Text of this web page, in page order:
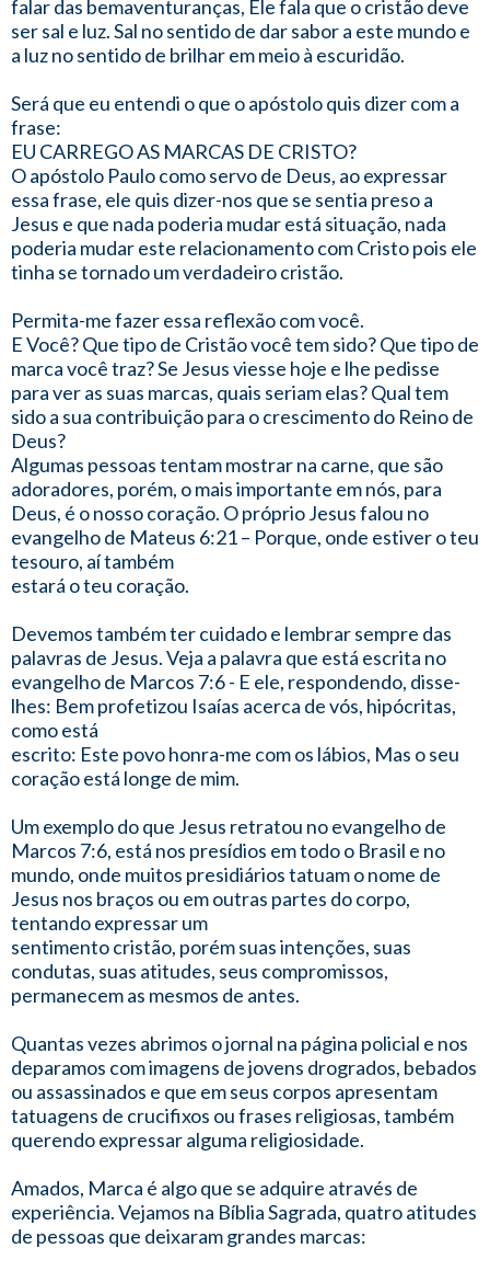
falar das bemaventuranças, Ele fala que o cristão deve
ser sal e luz. Sal no sentido de dar sabor a este mundo e
a luz no sentido de brilhar em meio à escuridão.
Será que eu entendi o que o apóstolo quis dizer com a
frase:
EU CARREGO AS MARCAS DE CRISTO?
O apóstolo Paulo como servo de Deus, ao expressar
essa frase, ele quis dizer-nos que se sentia preso a
Jesus e que nada poderia mudar está situação, nada
poderia mudar este relacionamento com Cristo pois ele
tinha se tornado um verdadeiro cristão.
Permita-me fazer essa reflexão com você.
E Você? Que tipo de Cristão você tem sido? Que tipo de
marca você traz? Se Jesus viesse hoje e lhe pedisse
para ver as suas marcas, quais seriam elas? Qual tem
sido a sua contribuição para o crescimento do Reino de
Deus?
Algumas pessoas tentam mostrar na carne, que são
adoradores, porém, o mais importante em nós, para
Deus, é o nosso coração. O próprio Jesus falou no
evangelho de Mateus 6:21 – Porque, onde estiver o teu
tesouro, aí também
estará o teu coração.
Devemos também ter cuidado e lembrar sempre das
palavras de Jesus. Veja a palavra que está escrita no
evangelho de Marcos 7:6 - E ele, respondendo, disse-
lhes: Bem profetizou Isaías acerca de vós, hipócritas,
como está
escrito: Este povo honra-me com os lábios, Mas o seu
coração está longe de mim.
Um exemplo do que Jesus retratou no evangelho de
Marcos 7:6, está nos presídios em todo o Brasil e no
mundo, onde muitos presidiários tatuam o nome de
Jesus nos braços ou em outras partes do corpo,
tentando expressar um
sentimento cristão, porém suas intenções, suas
condutas, suas atitudes, seus compromissos,
permanecem as mesmos de antes.
Quantas vezes abrimos o jornal na página policial e nos
deparamos com imagens de jovens drogrados, bebados
ou assassinados e que em seus corpos apresentam
tatuagens de crucifixos ou frases religiosas, também
querendo expressar alguma religiosidade.
Amados, Marca é algo que se adquire através de
experiência. Vejamos na Bíblia Sagrada, quatro atitudes
de pessoas que deixaram grandes marcas: